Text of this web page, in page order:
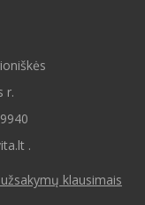
r.
.
užsakymų klausimais